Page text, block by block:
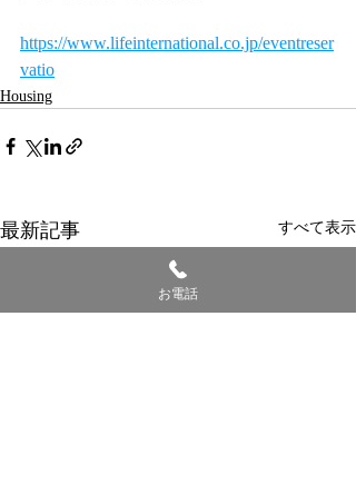
https://www.lifeinternational.co.jp/eventreser
vatio
Housing
最新記事 すべて表示
お電話